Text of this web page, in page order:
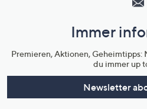
Immer
Premieren, Aktionen,
du immer up
Newsletter